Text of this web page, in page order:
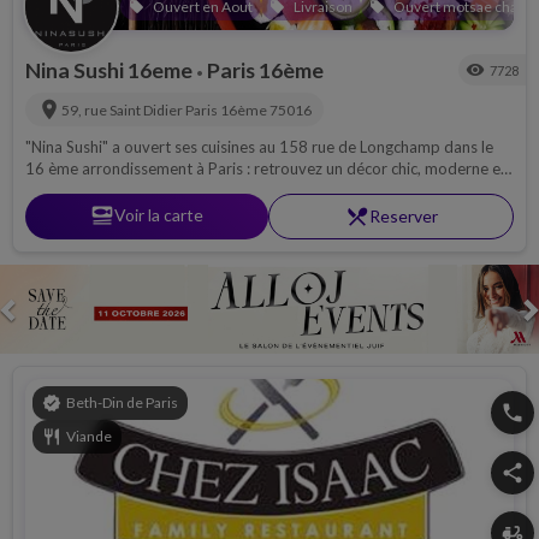
local_offer Ouvert en Aout local_offer Livraison local_offer Ouvert motsae
Nina Sushi 16eme • Paris 16ème visibility 7728
location_on 59, rue Saint Didier Paris 16ème 75016
"Nina Sushi" a ouvert ses cuisines au 158 rue de Longchamp dans le
16 ème arrondissement à Paris : retrouvez un décor chic, moderne et
branché et bien-sûr, des plats japonais toujours aussi incroyables...
set_mealVoir la carte restaurant_menuReserver
verified Beth-Din de Paris
restaurant Viande
phone
share
delivery_dining